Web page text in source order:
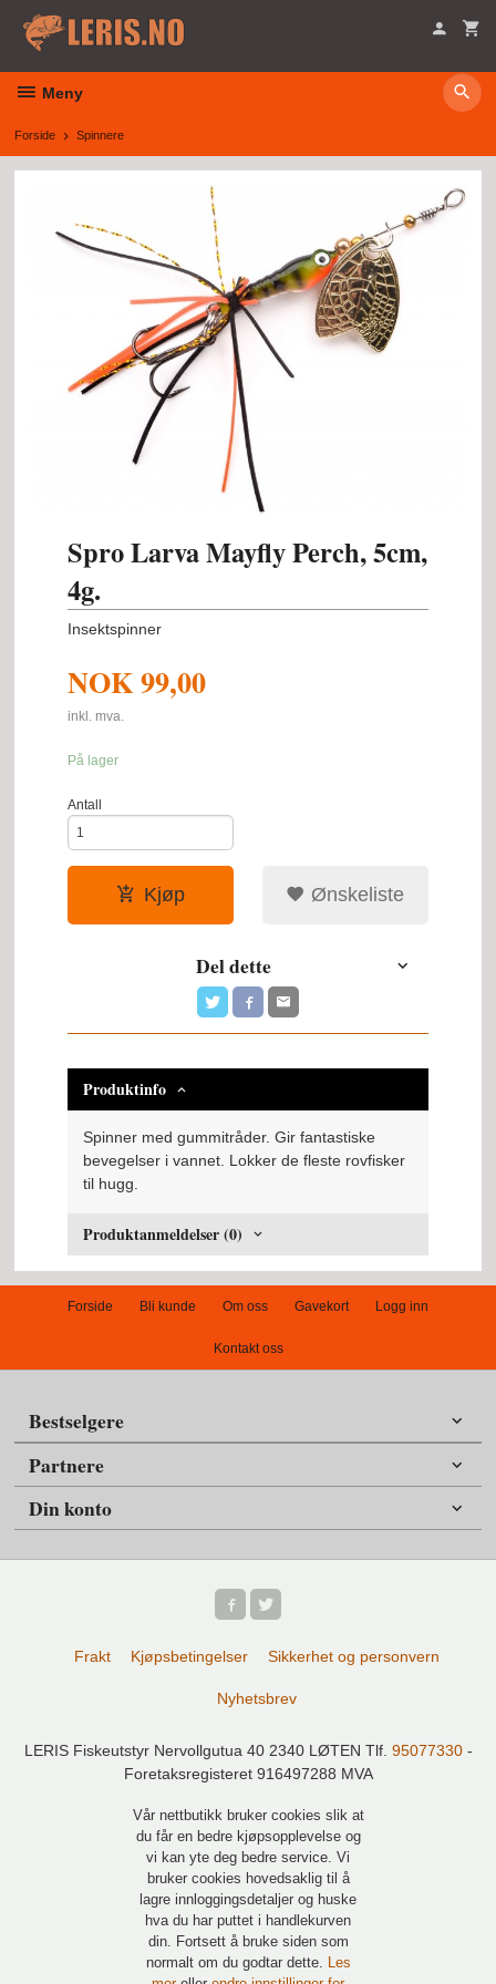
innholdet
Meny
Forside Spinnere
Spro Larva Mayfly Perch, 5cm,
4g.
Insektspinner
NOK99,00
inkl. mva.
På lager
Antall
Kjøp Ønskeliste
Del dette
Produktinfo
Spinner med gummitråder. Gir fantastiske
bevegelser i vannet. Lokker de fleste rovfisker
til hugg.
Produktanmeldelser (0)
Forside Bli kunde Om oss Gavekort Logg inn
Kontakt oss
Bestselgere
Partnere
Din konto
Frakt Kjøpsbetingelser Sikkerhet og personvern
Nyhetsbrev
LERIS Fiskeutstyr Nervollgutua 40 2340 LØTEN Tlf. 95077330-
Foretaksregisteret 916497288 MVA
Vår nettbutikk bruker cookies slik at
du får en bedre kjøpsopplevelse og
vi kan yte deg bedre service. Vi
bruker cookies hovedsaklig til å
lagre innloggingsdetaljer og huske
hva du har puttet i handlekurven
din. Fortsett å bruke siden som
normalt om du godtar dette. Les